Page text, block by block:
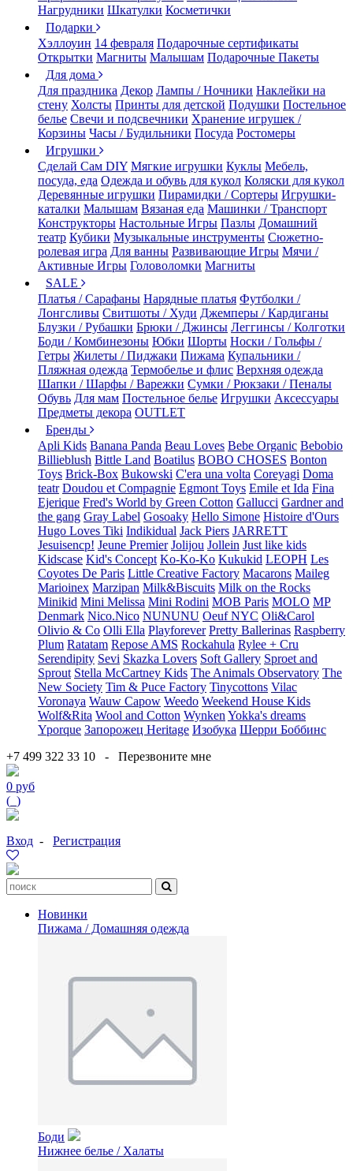
Нагрудники Шкатулки Косметички
Подарки
Хэллоуин 14 февраля Подарочные сертификаты
Открытки Магниты Малышам Подарочные Пакеты
Для дома
Для праздника Декор Лампы / Ночники Наклейки на
стену Холсты Принты для детской Подушки Постельное
белье Свечи и подсвечники Хранение игрушек /
Корзины Часы / Будильники Посуда Ростомеры
Игрушки
Сделай Сам DIY Мягкие игрушки Куклы Мебель,
посуда, еда Одежда и обувь для кукол Коляски для кукол
Деревянные игрушки Пирамидки / Сортеры Игрушки-
каталки Малышам Вязаная еда Машинки / Транспорт
Конструкторы Настольные Игры Пазлы Домашний
театр Кубики Музыкальные инструменты Сюжетно-
ролевая игра Для ванны Развивающие Игры Мячи /
Активные Игры Головоломки Магниты
SALE
Платья / Сарафаны Нарядные платья Футболки /
Лонгсливы Свитшоты / Худи Джемперы / Кардиганы
Блузки / Рубашки Брюки / Джинсы Леггинсы / Колготки
Боди / Комбинезоны Юбки Шорты Носки / Гольфы /
Гетры Жилеты / Пиджаки Пижама Купальники /
Пляжная одежда Термобелье и флис Верхняя одежда
Шапки / Шарфы / Варежки Сумки / Рюкзаки / Пеналы
Обувь Для мам Постельное белье Игрушки Аксессуары
Предметы декора OUTLET
Бренды
Apli Kids Banana Panda Beau Loves Bebe Organic Bebobio
Billieblush Bittle Land Boatilus BOBO CHOSES Bonton
Toys Brick-Box Bukowski C'era una volta Coreyagi Doma
teatr Doudou et Compagnie Egmont Toys Emile et Ida Fina
Ejerique Fred's World by Green Cotton Gallucci Gardner and
the gang Gray Label Gosoaky Hello Simone Histoire d'Ours
Hugo Loves Tiki Indikidual Jack Piers JARRETT
Jesuisencp! Jeune Premier Jolijou Jollein Just like kids
Kidscase Kid's Concept Ko-Ko-Ko Kukukid LEOPH Les
Coyotes De Paris Little Creative Factory Macarons Maileg
Marioinex Marzipan Milk&Biscuits Milk on the Rocks
Minikid Mini Melissa Mini Rodini MOB Paris MOLO MP
Denmark Nico.Nico NUNUNU Oeuf NYC Oli&Carol
Olivio & Co Olli Ella Playforever Pretty Ballerinas Raspberry
Plum Ratatam Repose AMS Rockahula Rylee + Cru
Serendipity Sevi Skazka Lovers Soft Gallery Sproet and
Sprout Stella McCartney Kids The Animals Observatory The
New Society Tim & Puce Factory Tinycottons Vilac
Voronaya Wauw Capow Weedo Weekend House Kids
Wolf&Rita Wool and Cotton Wynken Yokka's dreams
Yporque Запорожец Heritage Изобука Шерри Боббинс
+7 499 322 33 10 - Перезвоните мне
0 руб
( )
Вход - Регистрация
Новинки
Пижама / Домашняя одежда
Боди
Нижнее белье / Халаты